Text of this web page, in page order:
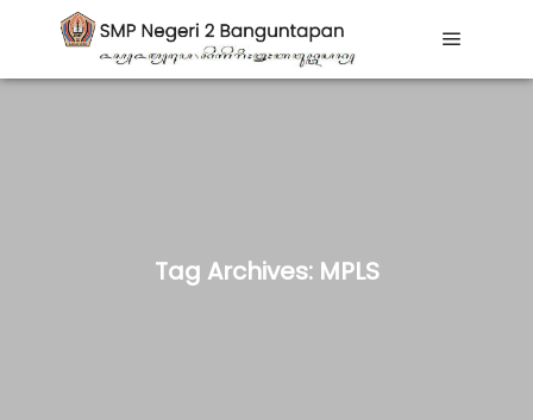
Tag Archives: MPLS